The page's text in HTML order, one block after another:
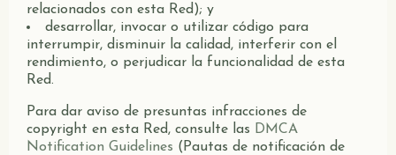
relacionados con esta Red); y
desarrollar, invocar o utilizar código para
interrumpir, disminuir la calidad, interferir con el
rendimiento, o perjudicar la funcionalidad de esta
Red.
Para dar aviso de presuntas infracciones de
copyright en esta Red, consulte las DMCA
Notification Guidelines (Pautas de notificación de